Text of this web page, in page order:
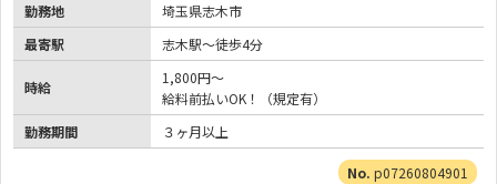
勤務地
埼玉県志木市
最寄駅
志木駅～徒歩4分
時給
1,800円～
給料前払いOK！（規定有）
勤務期間
３ヶ月以上
p07260804901